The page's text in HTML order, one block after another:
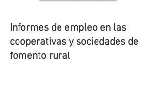
Informes de empleo en las
cooperativas y sociedades de
fomento rural